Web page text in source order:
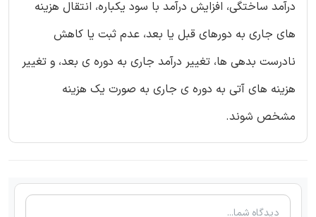
درآمد ساختگی، افزایش درآمد با سود یکباره، انتقال هزینه
های جاری به دورهای قبل یا بعد، عدم ثبت یا کاهش
نادرست بدهی ها، تغییر درآمد جاری به دوره ی بعد، و تغییر
هزینه های آتی به دوره ی جاری به صورت یک هزینه
مشخص شوند.